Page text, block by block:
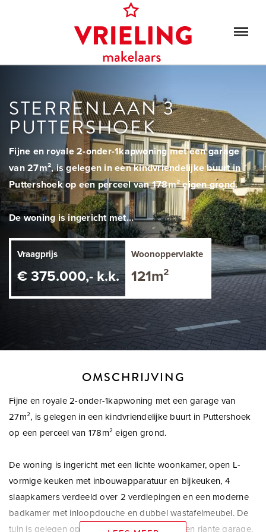
STERRENLAAN 3
PUTTERSHOEK
Fijne en royale 2-onder-1kapwoning met een garage
van 27m², is gelegen in een kindvriendelijke buurt in
Puttershoek op een perceel van 178m² eigen grond.
De woning is ingericht met...
Vraagprijs
€ 375.000,- k.k.
Woonoppervlakte
121m²
OMSCHRIJVING
Fijne en royale 2-onder-1kapwoning met een garage van
27m², is gelegen in een kindvriendelijke buurt in Puttershoek
op een perceel van 178m² eigen grond.
De woning is ingericht met een lichte woonkamer, open L-
vormige keuken met inbouwapparatuur en bijkeuken, 4
slaapkamers verdeeld over 2 verdiepingen en een moderne
badkamer met inloopdouche en dubbel wastafelmeubel. De
tuin is gelegen op het zonnige westen met een riante garage.